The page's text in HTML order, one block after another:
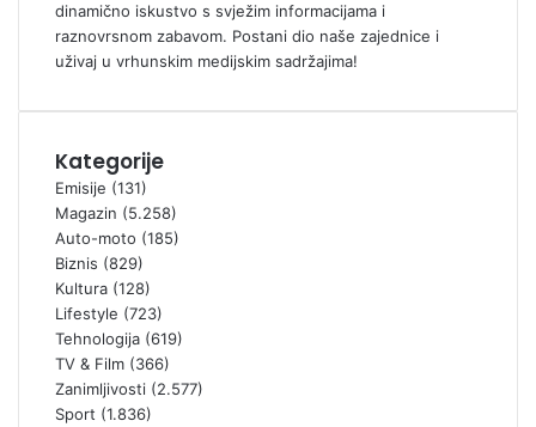
dinamično iskustvo s svježim informacijama i
raznovrsnom zabavom. Postani dio naše zajednice i
uživaj u vrhunskim medijskim sadržajima!
Kategorije
Emisije (131)
Magazin (5.258)
Auto-moto (185)
Biznis (829)
Kultura (128)
Lifestyle (723)
Tehnologija (619)
TV & Film (366)
Zanimljivosti (2.577)
Sport (1.836)